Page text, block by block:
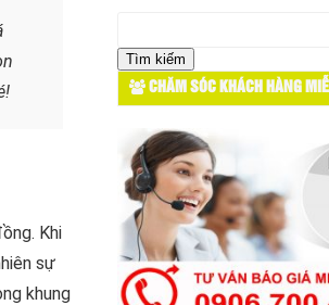
Khi
sự
khung
cho:
CHĂM SÓC KHÁCH HÀNG